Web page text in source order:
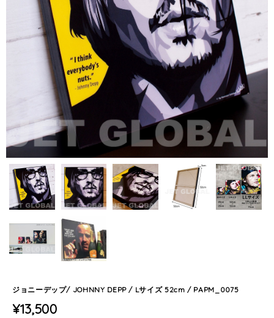
ジョニーデップ/ JOHNNY DEPP / Lサイズ 52cm / PAPM_0075
¥13,500